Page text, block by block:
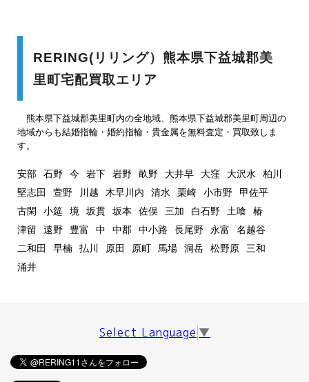
RERING(リリング）熊本県下益城郡美
里町宅配買取エリア
熊本県下益城郡美里町内の全地域、熊本県下益城郡美里町周辺の
地域からも結婚指輪・婚約指輪・貴金属を無料査定・買取致しま
す。
安部 石野 今 岩下 岩野 畝野 大井早 大窪 大沢水
柏川
堅志田
萱野 川越 木早川内 清水 栗崎 小市野
甲佐平
古閑
小筵 境 坂貫 坂本 佐俣 三加 白石野 土喰
椿
津留
遠野 豊富 中 中郡 中小路 長尾野 永富
名越谷
二和田
早楠 払川 原田 原町 馬場 洞岳 松野原
三和
涌井
Select Language ▼